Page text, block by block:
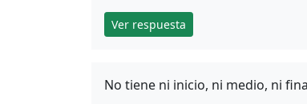
Ver respuesta
No tiene ni inicio, ni medio, ni